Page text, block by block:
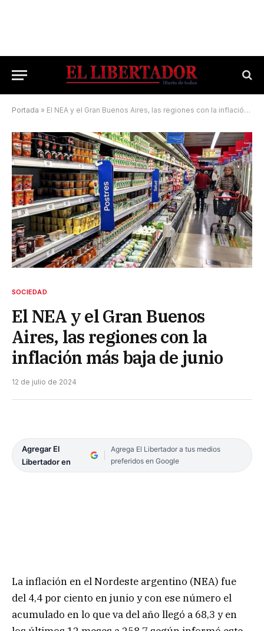
Portada » El NEA y el Gran Buenos Aires, las regiones con la inflación más baja de junio
SOCIEDAD
El NEA y el Gran Buenos
Aires, las regiones con la
inflación más baja de junio
12 de julio de 2024
Agregar El
Libertador en
Agrega El Libertador a tus medios
preferidos en Google
La inflación en el Nordeste argentino (NEA) fue
del 4,4 por ciento en junio y con ese número el
acumulado en lo que va del año llegó a 68,3 y en